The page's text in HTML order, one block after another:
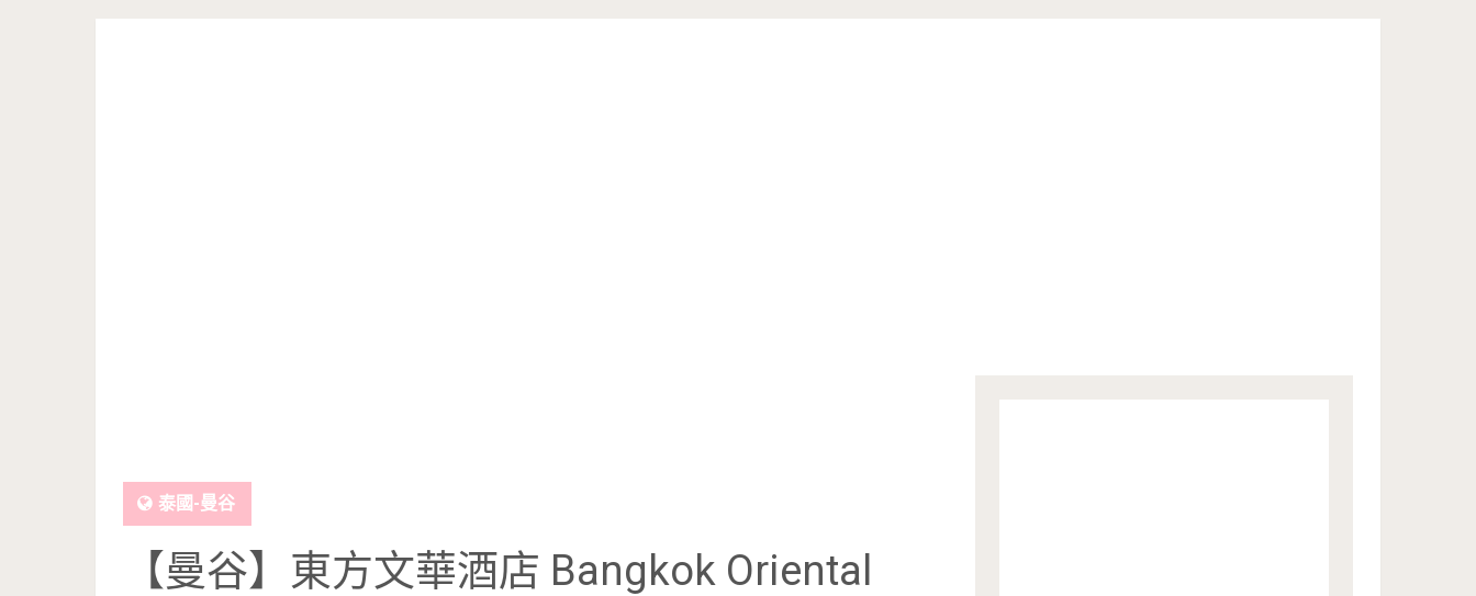
泰國-曼谷
【曼谷】東方文華酒店 Bangkok Oriental